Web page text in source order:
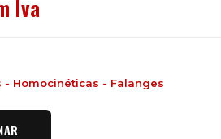
Iva
- Homocinéticas - Falanges